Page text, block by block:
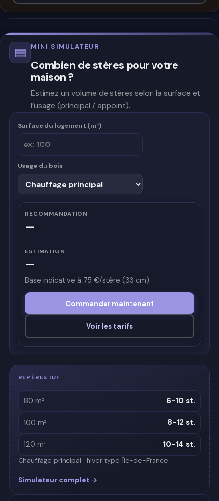
MINI SIMULATEUR
Combien de stères pour votre
maison ?
Estimez un volume de stères selon la surface et
l’usage (principal / appoint).
Surface du logement (m²)
Usage du bois
RECOMMANDATION
—
ESTIMATION
—
Base indicative à 75 €/stère (33 cm).
Commander maintenant
Voir les tarifs
REPÈRES IDF
80 m² 6–10 st.
100 m² 8–12 st.
120 m² 10–14 st.
Chauffage principal · hiver type Île-de-France
Simulateur complet →